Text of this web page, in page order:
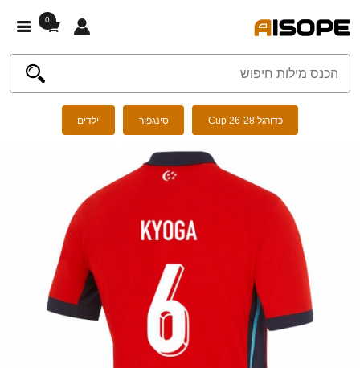
0
כדורגל Cup 26-28 סינגפור ילדים